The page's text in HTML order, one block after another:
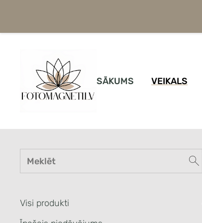
SĀKUMS VEIKALS
Visi produkti